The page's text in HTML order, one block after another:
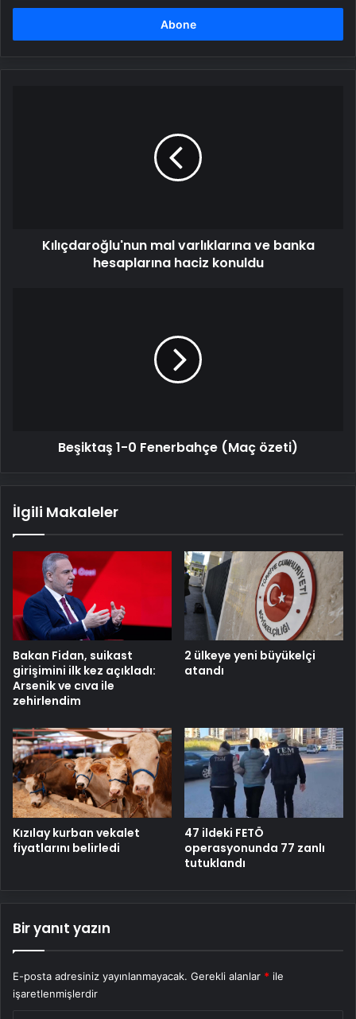
adresinizi
Kılıçdaroğlu'nun mal varlıklarına ve banka
hesaplarına haciz konuldu
Beşiktaş 1-0 Fenerbahçe (Maç özeti)
İlgili Makaleler
Bakan Fidan, suikast
girişimini ilk kez açıkladı:
Arsenik ve cıva ile
zehirlendim
2 ülkeye yeni büyükelçi
atandı
Kızılay kurban vekalet
fiyatlarını belirledi
47 ildeki FETÖ
operasyonunda 77 zanlı
tutuklandı
Bir yanıt yazın
E-posta adresiniz yayınlanmayacak. Gerekli alanlar * ile
işaretlenmişlerdir